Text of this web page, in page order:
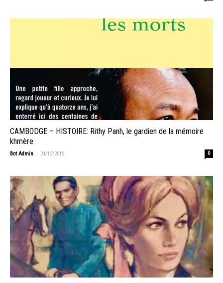
CAMBODGE – HISTOIRE: Rithy Panh, le gardien de la mémoire
khmère
Bot Admin - 24/12/2019 0